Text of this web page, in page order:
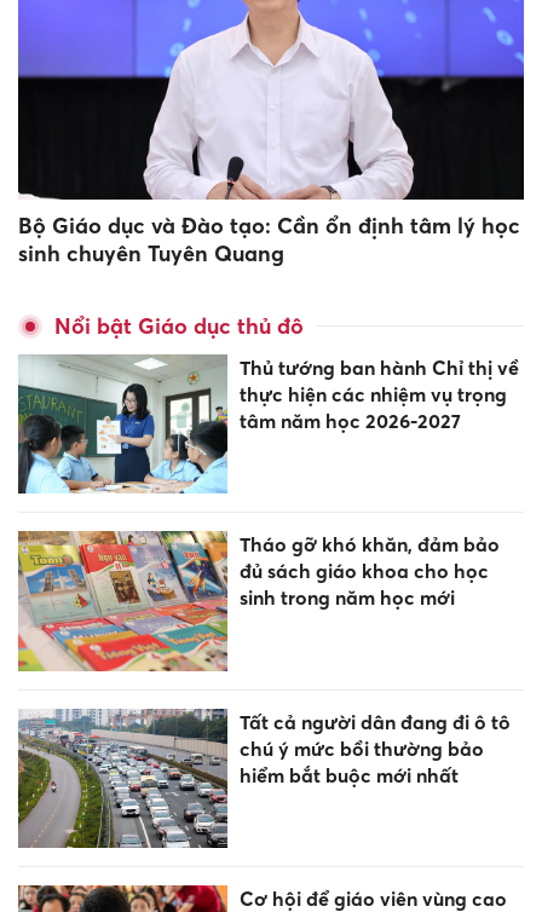
Bộ Giáo dục và Đào tạo: Cần ổn định tâm lý học
sinh chuyên Tuyên Quang
Nổi bật Giáo dục thủ đô
Thủ tướng ban hành Chỉ thị về
thực hiện các nhiệm vụ trọng
tâm năm học 2026-2027
Tháo gỡ khó khăn, đảm bảo
đủ sách giáo khoa cho học
sinh trong năm học mới
Tất cả người dân đang đi ô tô
chú ý mức bồi thường bảo
hiểm bắt buộc mới nhất
Cơ hội để giáo viên vùng cao